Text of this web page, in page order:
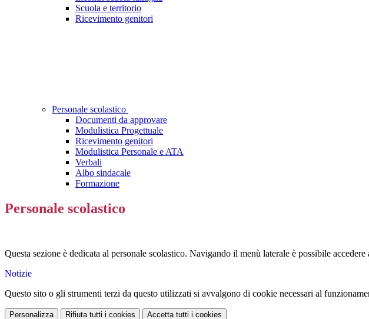
Scuola e territorio
Ricevimento genitori
Personale scolastico
Documenti da approvare
Modulistica Progettuale
Ricevimento genitori
Modulistica Personale e ATA
Verbali
Albo sindacale
Formazione
Personale scolastico
Questa sezione è dedicata al personale scolastico. Navigando il menù laterale è possibile
Notizie
Questo sito o gli strumenti terzi da questo utilizzati si avvalgono di cookie necessari al
Personalizza Rifiuta tutti i cookies Accetta tutti i cookies